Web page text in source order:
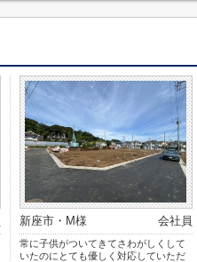
新座市・M様 会社員
常に子供がついてきてさわがしくして
いたのにとても優しく対応していただ